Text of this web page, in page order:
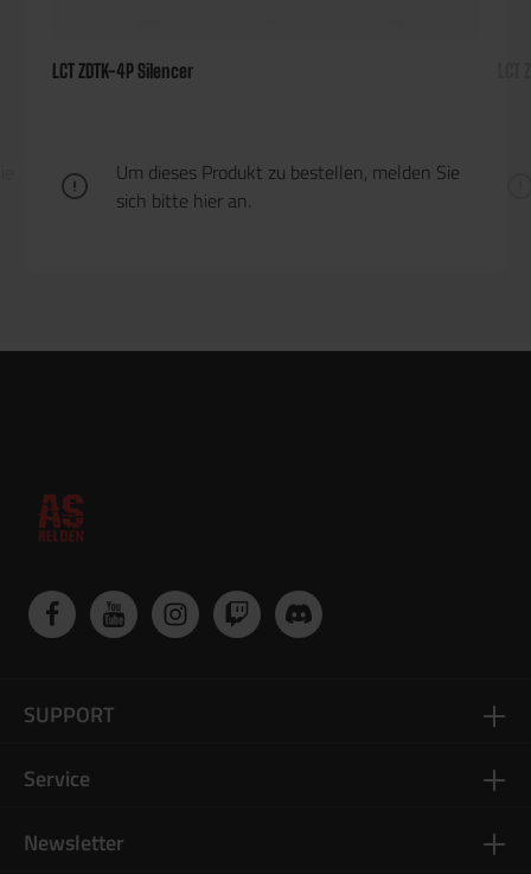
LCT ZDTK-4P Silencer
Um dieses Produkt zu bestellen, melden Sie
sich bitte hier an.
Newsletter
SUPPORT
Service